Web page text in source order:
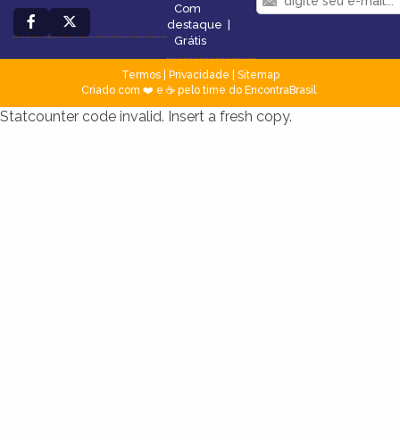
Com
destaque |
Grátis
Termos| Privacidade
Sitemap
Criado com ❤️ e ☕ pelo time do EncontraBrasil
Statcounter code invalid. Insert a fresh copy.